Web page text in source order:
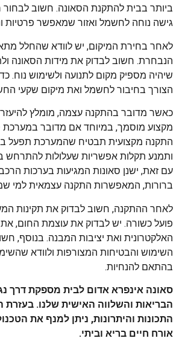
ביותר בבית להתקנת הסאונה. חשוב לבחור
גישה נוחה לחשמל ואזור שמאפשר פרטיות
לאחר בחירת המיקום, יש לוודא שהחלל
הנבחרת. חשוב לבדוק את מידות הסאונה
שיהיה מספיק מקום לתנועה ולשימוש נוח.
הצורך בחיבור לחשמל ואת מיקום שקעי
כאשר מדובר בהתקנה עצמה, מומלץ להיעזר
מקצוע מוסמך, במיוחד אם מדובר במערכת
התקנה מקצועית תבטיח שהמערכת תפעל
ותמנע תקלות אפשריות שעלולות להתרחש
עם זאת, ישנן סאונות המגיעות בערכות
ברורות, המאפשרות התקנה עצמאית למי
לאחר ההתקנה, חשוב לבדוק את תקינות
פועל כשורה. יש לבדוק את עוצמת החום,
האלקטרונית ואת יציבות המבנה. בנוסף,
השימוש והבטיחות המצורפות ולוודא
בהתאם להנחיות.
סאונה אינפרא אדום לבית מספקת דרך
הבריאות והשלווה האישית שלנו.
התכונות והיתרונות, ניתן למנף את
אורח חיים בריא וביתי.